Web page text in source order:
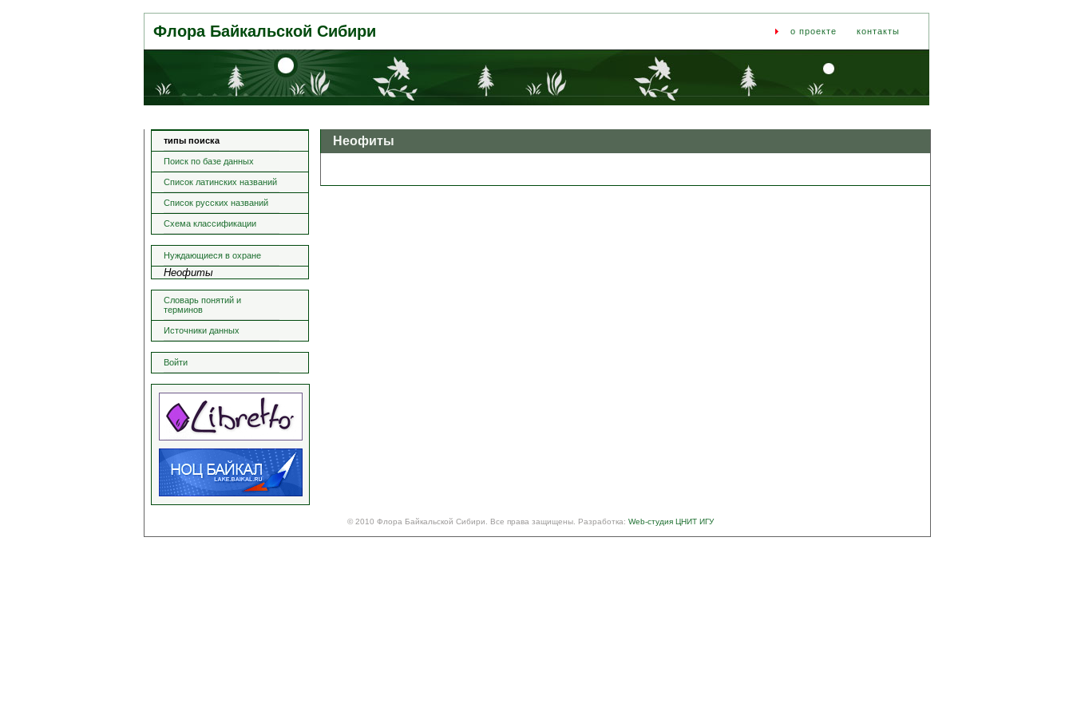
Флора Байкальской Сибири о проекте контакты
типы поиска
Поиск по базе данных
Список латинских названий
Список русских названий
Схема классификации
Нуждающиеся в охране
Неофиты
Словарь понятий и
терминов
Источники данных
Войти
Неофиты
© 2010 Флора Байкальской Сибири. Все права защищены. Разработка: Web-студия ЦНИТ ИГУ